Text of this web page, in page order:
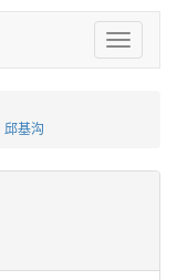
Toggle
navigation
邱基沟